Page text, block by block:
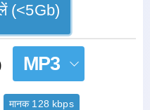
(<5Gb)
MP3
मानक 128 kbps